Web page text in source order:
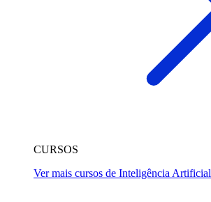
CURSOS
Ver mais cursos de Inteligência Artificial